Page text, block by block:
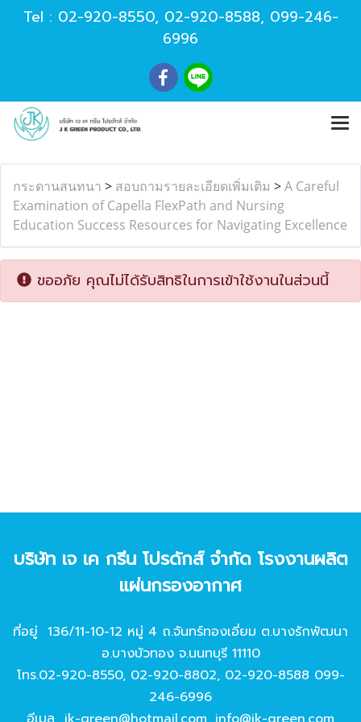
Tel : 02-920-8550, 02-920-8588, 099-246-
6996
กระดานสนทนา > สอบถามรายละเอียดเพิ่มเติม >A Careful
Examination of Capella FlexPath and Nursing
Education Success Resources for Navigating Excellence
ขออภัย คุณไม่ได้รับสิทธิในการเข้าใช้งานในส่วนนี้
บริษัท เจ เค กรีน โปรดักส์ จํากัด โรงงานผลิต
แผ่นกรองอากาศ
ที่อยู่ 136/11-10-12 หมู่ 4 ถ.จันทร์ทองเอี่ยม ต.บางรักพัฒนา
อ.บางบัวทอง จ.นนทบุรี 11110
โทร.02-920-8550, 02-920-8802, 02-920-8588 099-
246-6996